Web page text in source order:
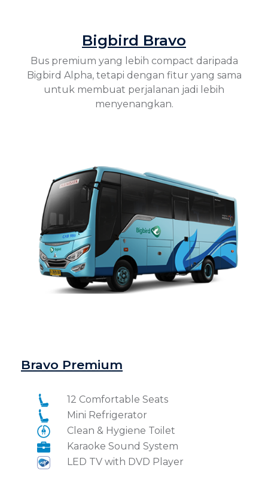
Bigbird Bravo
Bus premium yang lebih compact daripada
Bigbird Alpha, tetapi dengan fitur yang sama
untuk membuat perjalanan jadi lebih
menyenangkan.
Bravo Premium
12 Comfortable Seats
Mini Refrigerator
Clean & Hygiene Toilet
Karaoke Sound System
LED TV with DVD Player